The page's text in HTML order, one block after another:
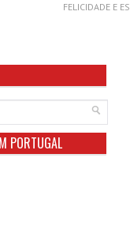
FELICIDADE E
PORTUGAL